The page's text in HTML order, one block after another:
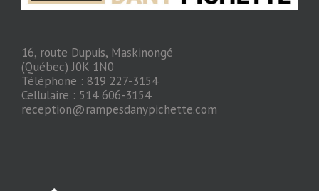
16, route Dupuis, Maskinongé
(Québec) J0K 1N0
Téléphone : 819 227-3154
Cellulaire : 514 606-3154
reception@rampesdanypichette.com